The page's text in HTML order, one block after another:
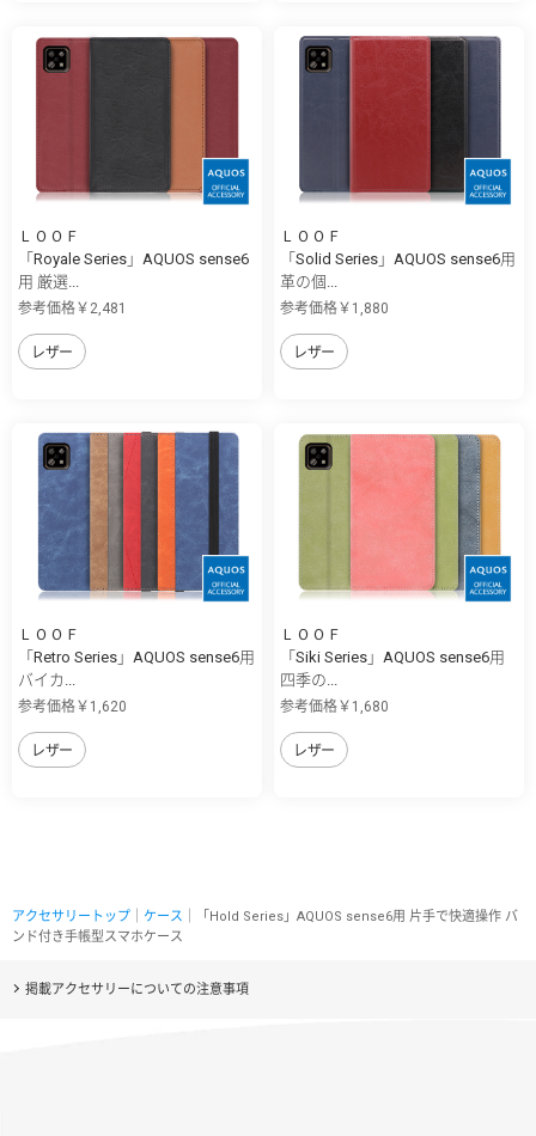
ＬＯＯＦ
「Royale Series」AQUOS sense6
用 厳選...
参考価格￥2,481
レザー
ＬＯＯＦ
「Solid Series」AQUOS sense6用
革の個...
参考価格￥1,880
レザー
ＬＯＯＦ
「Retro Series」AQUOS sense6用
バイカ...
参考価格￥1,620
レザー
ＬＯＯＦ
「Siki Series」AQUOS sense6用
四季の...
参考価格￥1,680
レザー
アクセサリートップ ケース ｜「Hold Series」AQUOS sense6用 片手で快適操作 バ
ンド付き手帳型スマホケース
掲載アクセサリーについての注意事項